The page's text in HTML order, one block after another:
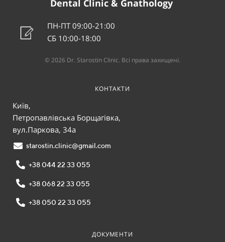
Dental Clinic & Gnathology
ПН-ПТ 09:00-21:00
СБ 10:00-18:00
© 2026 Dr. Starostin Clinic. Всі права захищені.
КОНТАКТИ
Київ,
Петропавлівська Борщагівка,
вул.Паркова, 34а
starostin.clinic@gmail.com
+38 044 22 33 055
+38 068 22 33 055
+38 050 22 33 055
ДОКУМЕНТИ